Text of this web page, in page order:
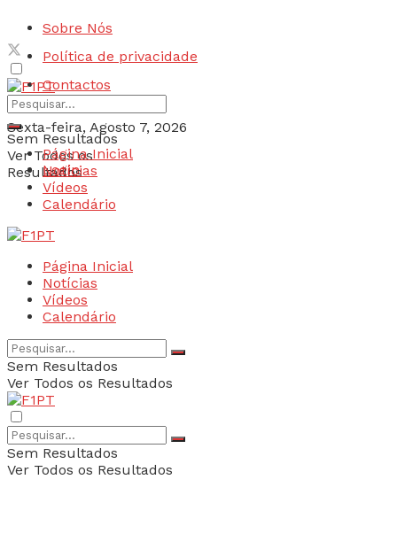
Sobre Nós
Política de privacidade
Contactos
Sexta-feira, Agosto 7, 2026
Login
Sem Resultados
Ver Todos os
Resultados
Página Inicial
Notícias
Vídeos
Calendário
Página Inicial
Notícias
Vídeos
Calendário
Sem Resultados
Ver Todos os Resultados
Sem Resultados
Ver Todos os Resultados